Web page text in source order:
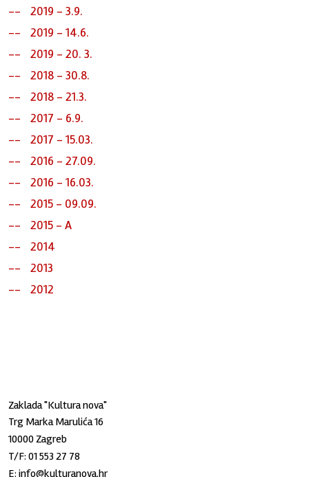
2019 - 3.9.
2019 - 14.6.
2019 - 20. 3.
2018 - 30.8.
2018 - 21.3.
2017 - 6.9.
2017 - 15.03.
2016 - 27.09.
2016 - 16.03.
2015 - 09.09.
2015 - A
2014
2013
2012
Zaklada "Kultura nova"
Trg Marka Marulića 16
10000 Zagreb
T/F:01 553 27 78
E:info@kulturanova.hr